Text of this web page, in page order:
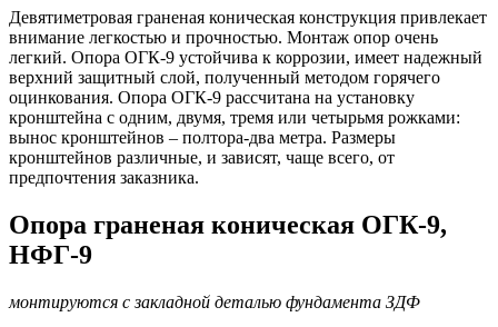
Девятиметровая граненая коническая конструкция привлекает
внимание легкостью и прочностью. Монтаж опор очень
легкий. Опора ОГК-9 устойчива к коррозии, имеет надежный
верхний защитный слой, полученный методом горячего
оцинкования. Опора ОГК-9 рассчитана на установку
кронштейна с одним, двумя, тремя или четырьмя рожками:
вынос кронштейнов – полтора-два метра. Размеры
кронштейнов различные, и зависят, чаще всего, от
предпочтения заказника.
Опора граненая коническая ОГК-9,
НФГ-9
монтируются с закладной деталью фундамента ЗДФ